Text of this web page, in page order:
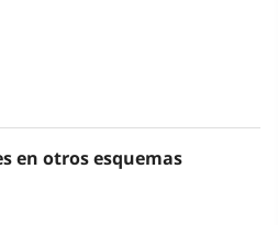
en otros esquemas